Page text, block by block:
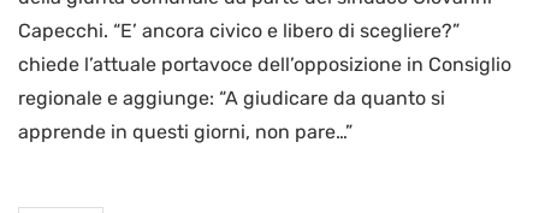
Capecchi. “E’ ancora civico e libero di scegliere?”
chiede l’attuale portavoce dell’opposizione in Consiglio
regionale e aggiunge: “A giudicare da quanto si
apprende in questi giorni, non pare…”